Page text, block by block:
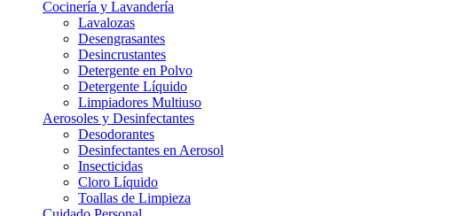
Cocinería y Lavandería
Lavalozas
Desengrasantes
Desincrustantes
Detergente en Polvo
Detergente Líquido
Limpiadores Multiuso
Aerosoles y Desinfectantes
Desodorantes
Desinfectantes en Aerosol
Insecticidas
Cloro Líquido
Toallas de Limpieza